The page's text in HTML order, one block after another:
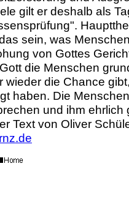
gilt er deshalb als
sein, was
von Gottes
die Menschen
wieder die Chance
haben. Die
und ihm ehrlich
Text von Oliver